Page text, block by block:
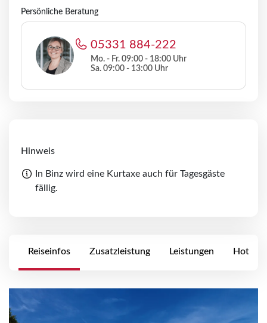
Reiseinfos Zusatzleistung Leistungen Hotels
Persönliche Beratung
05331 884-222
Mo. - Fr. 09:00 - 18:00 Uhr
Sa. 09:00 - 13:00 Uhr
Hinweis
In Binz wird eine Kurtaxe auch für Tagesgäste
fällig.